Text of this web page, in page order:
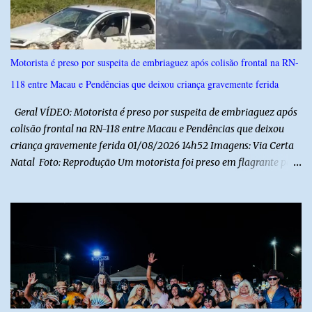
s
Motorista é preso por suspeita de embriaguez após colisão frontal na RN-
118 entre Macau e Pendências que deixou criança gravemente ferida
Geral VÍDEO: Motorista é preso por suspeita de embriaguez após
colisão frontal na RN-118 entre Macau e Pendências que deixou
criança gravemente ferida 01/08/2026 14h52 Imagens: Via Certa
Natal Foto: Reprodução Um motorista foi preso em flagrante por
Um dos condutores apresentava sinais de embriaguez, foi levado
ao Hospital Regional Tarcísio Maia, em Mossoró, e autuado em
flagrante. O exame pericial para confirmar a presença de álcool no
organismo está em andamento. No outro veículo estavam